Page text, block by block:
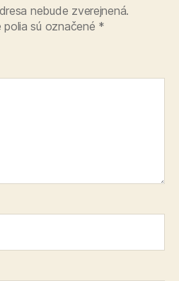
nebude zverejnená.
sú označené *